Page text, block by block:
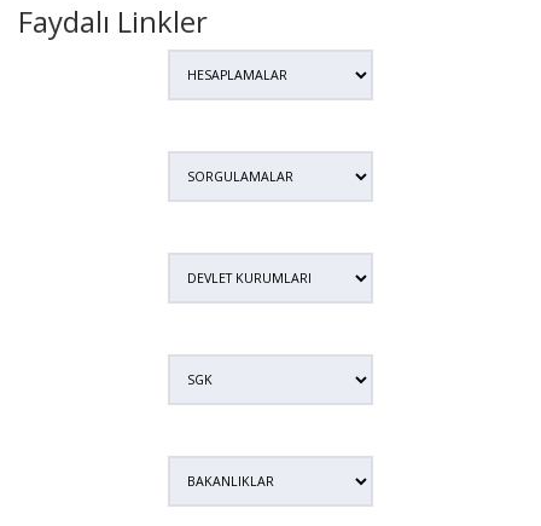
Faydalı Linkler